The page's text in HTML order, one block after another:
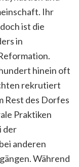
Ihr
ist die
in
hinein oft
rekrutiert
Rest des Dorfes
Praktiken
der
anderen
Während